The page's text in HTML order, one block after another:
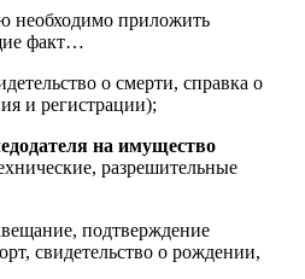
необходимо приложить
факт…
о смерти, справка о
и регистрации);
на имущество
разрешительные
подтверждение
свидетельство о рождении,